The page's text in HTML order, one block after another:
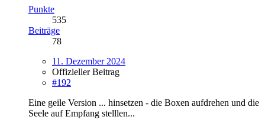
Punkte
535
Beiträge
78
11. Dezember 2024
Offizieller Beitrag
#192
Eine geile Version ... hinsetzen - die Boxen aufdrehen und die
Seele auf Empfang stelllen...